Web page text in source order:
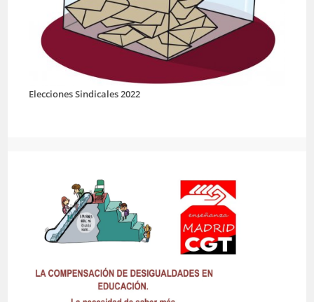
Elecciones Sindicales 2022